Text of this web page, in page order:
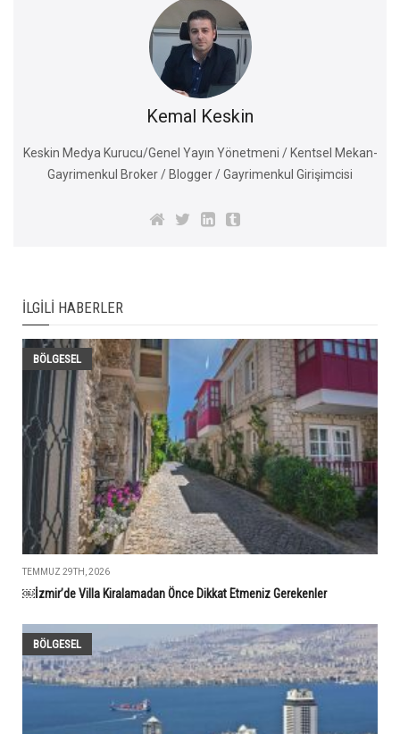
Kemal Keskin
Keskin Medya Kurucu/Genel Yayın Yönetmeni / Kentsel Mekan-
Gayrimenkul Broker / Blogger / Gayrimenkul Girişimcisi
İLGILI HABERLER
BÖLGESEL
TEMMUZ 29TH, 2026
￼İzmir’de Villa Kiralamadan Önce Dikkat Etmeniz Gerekenler
BÖLGESEL